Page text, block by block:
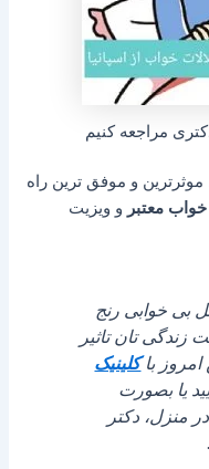
مراجعه کنیم
و موفق ترین راه
خواب معتبر و ویزیت
بی خوابی رنج
زندگی تان تاثیر
باکلینیک
یا بصورت
منزل، دکتر